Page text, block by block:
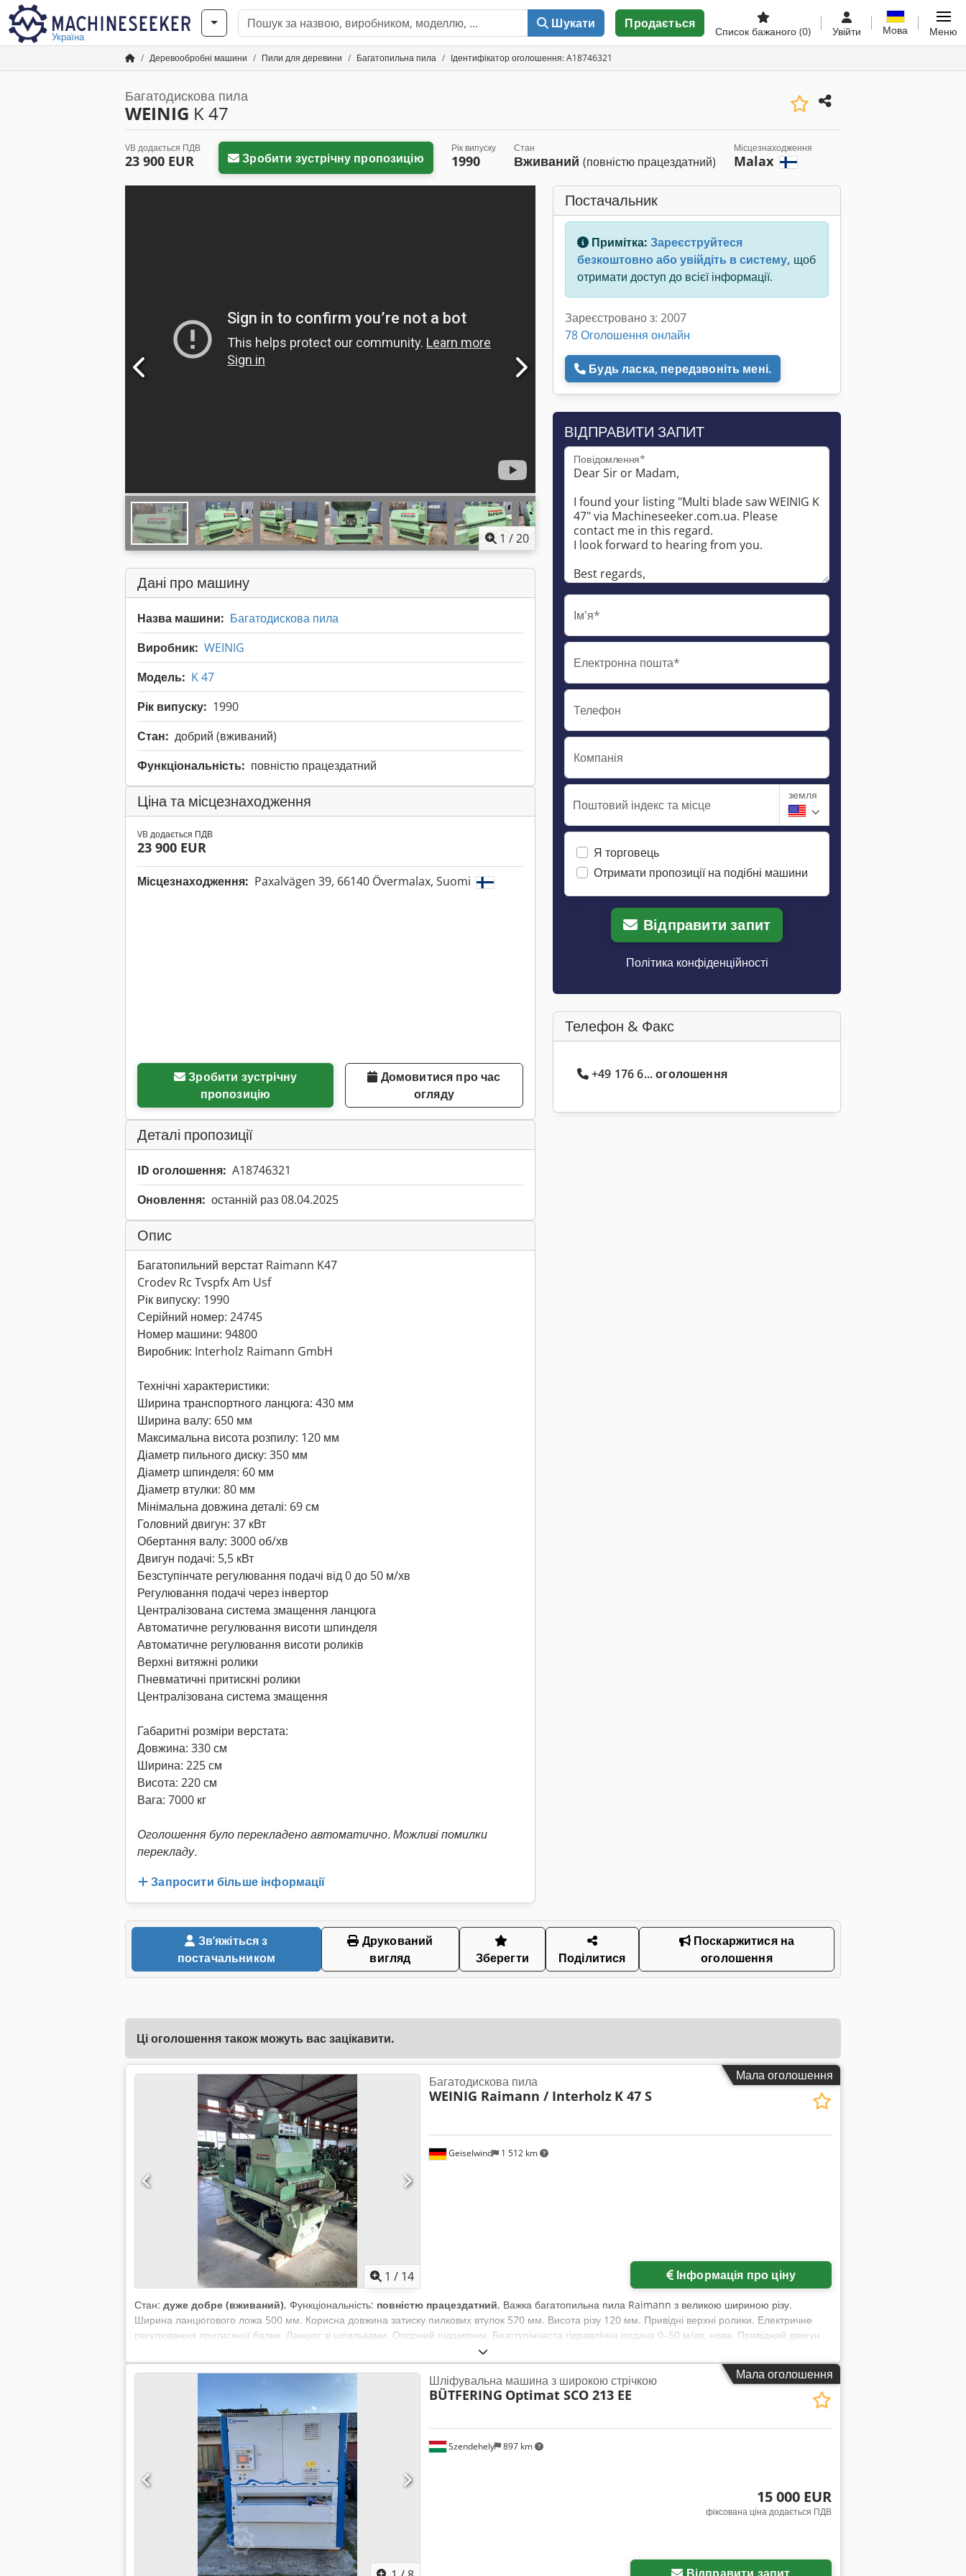
Україна
Шукати Продається
Список бажаного (0) Увійти Мова Меню
Деревообробні машини Пили для деревини Багатопильна пила Ідентифікатор оголошення: A18746321
Багатодискова пила
WEINIG K 47
VB додається ПДВ
23 900 EUR Зробити зустрічну пропозицію
Рік випуску
1990
Стан
Вживаний (повністю працездатний)
Місцезнаходження
Malax
1 /20
Дані про машину
Назва машини: Багатодискова пила
Виробник: WEINIG
Модель: K 47
Рік випуску: 1990
Стан: добрий (вживаний)
Функціональність: повністю працездатний
Ціна та місцезнаходження
VB додається ПДВ
23 900 EUR
Місцезнаходження: Paxalvägen 39, 66140 Övermalax, Suomi
Зробити зустрічну
пропозицію
огляду
Деталі пропозиції
ID оголошення: A18746321
Оновлення: останній раз 08.04.2025
Опис
Багатопильний верстат Raimann K47
Crodev Rc Tvspfx Am Usf
Рік випуску: 1990
Серійний номер: 24745
Номер машини: 94800
Виробник: Interholz Raimann GmbH
Технічні характеристики:
Ширина транспортного ланцюга: 430 мм
Ширина валу: 650 мм
Максимальна висота розпилу: 120 мм
Діаметр пильного диску: 350 мм
Діаметр шпинделя: 60 мм
Діаметр втулки: 80 мм
Мінімальна довжина деталі: 69 см
Головний двигун: 37 кВт
Обертання валу: 3000 об/хв
Двигун подачі: 5,5 кВт
Безступінчате регулювання подачі від 0 до 50 м/хв
Регулювання подачі через інвертор
Централізована система змащення ланцюга
Автоматичне регулювання висоти шпинделя
Автоматичне регулювання висоти роликів
Верхні витяжні ролики
Пневматичні притискні ролики
Централізована система змащення
Габаритні розміри верстата:
Довжина: 330 см
Ширина: 225 см
Висота: 220 см
Вага: 7000 кг
Оголошення було перекладено автоматично. Можливі помилки
перекладу.
Запросити більше інформації
Постачальник
Примітка: Зареєструйтеся
безкоштовно або увійдіть в систему, щоб
отримати доступ до всієї інформації.
Зареєстровано з: 2007
78 Оголошення онлайн
Будь ласка, передзвоніть мені.
ВІДПРАВИТИ ЗАПИТ
Повідомлення*
Ім'я*
Електронна пошта*
Телефон
Компанія
Поштовий індекс та місце
земля
Я торговець
Отримати пропозиції на подібні машини
Відправити запит
Політика конфіденційності
Телефон & Факс
+49 176 6... оголошення
постачальником
Друкований
вигляд
Зберегти Поділитися
Поскаржитися на
оголошення
Ці оголошення також можуть вас зацікавити.
Мала оголошення
1 / 14
Geiselwind 1 512 km
Багатодискова пила
WEINIG Raimann / Interholz K 47 S
Інформація про ціну
Стан: дуже добре (вживаний), Функціональність: повністю працездатний, Важка багатопильна пила Raimann з великою шириною різу.
Ширина ланцюгового ложа 500 мм. Корисна довжина затиску пилкових втулок 570 мм. Висота різу 120 мм. Привідні верхні ролики. Електричне
регулювання притискної балки. Ланцюг зі шпильками. Опорний підшипник. Безступінчаста гідравлічна подача 0–50 м/хв, нова. Привідний двигун
75 кВт з пневматичною станцією натягування. У комплекті 2 пилкові втулки. Захисні пристрої. Електричний шафа керування тощо. Встановлено
деякі нові запчастини. Csdpsxtwvtsfx Am Usrf
Мала оголошення
Szendehely 897 km
Шліфувальна машина з широкою стрічкою
BÜTFERING Optimat SCO 213 EE
15 000 EUR
фіксована ціна додається ПДВ